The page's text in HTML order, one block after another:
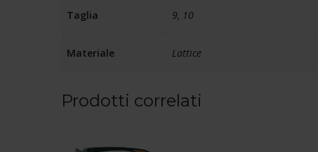
Taglia 9, 10
Materiale Lattice
Prodotti correlati